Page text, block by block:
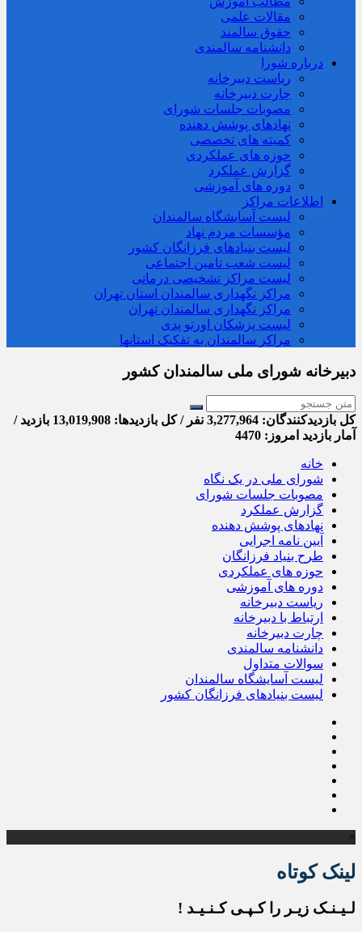
مقالات علمی
حقوق سالمند
دانشنامه سالمندی
درباره شورا
ریاست دبیرخانه
چارت دبیرخانه
مصوبات جلسات شورای
نهادهای پوشش دهنده
کمیته های تخصصی
حوزه های عملکردی
گزارش عملکرد
دوره های آموزشی
اطلاعات مراکز
لیست آسایشگاه سالمندان
مؤسسات مردم نهاد
لیست بنیادهای فرزانگان کشور
لیست شعب تامین اجتماعی
لیست مراکز تشخیصی درمانی
مراکز نگهداری سالمندان استان تهران
مراکز نگهداری سالمندان تهران
لیست پزشکان اورتو پدی
مراکز سالمندان به تفکیک استانها
دبیرخانه شورای ملی سالمندان کشور
کل بازدیدکنند‌گان: 3,277,964 نفر / کل بازدیدها: 13,019,908 بازدید /
آمار بازدید امروز: 4470
خانه
شورای ملی در یک نگاه
مصوبات جلسات شورای
گزارش عملکرد
نهادهای پوشش دهنده
آیین نامه اجرایی
طرح بنیاد فرزانگان
حوزه های عملکردی
دوره های آموزشی
ریاست دبیرخانه
ارتباط با دبیرخانه
چارت دبیرخانه
دانشنامه سالمندی
سوالات متداول
لیست آسایشگاه سالمندان
لیست بنیادهای فرزانگان کشور
×
لینک کوتاه
لـیـنـک زیـر را کـپـی کـنـیـد !